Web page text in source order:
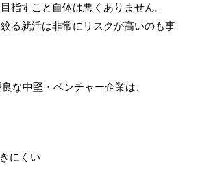
指すこと自体は悪くありません。
る就活は非常にリスクが高いのも事
な中堅・ベンチャー企業は、
にくい